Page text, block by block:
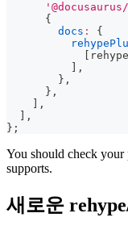
{
docs :
{
,
} ,
} ,
,
,
} ;
You should check
supports.
새로운